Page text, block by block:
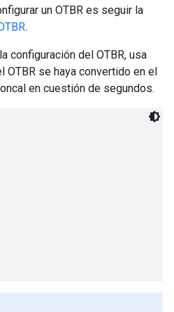
un OTBR es seguir la
.
configuración del OTBR, usa
OTBR se haya convertido en el
en cuestión de segundos.